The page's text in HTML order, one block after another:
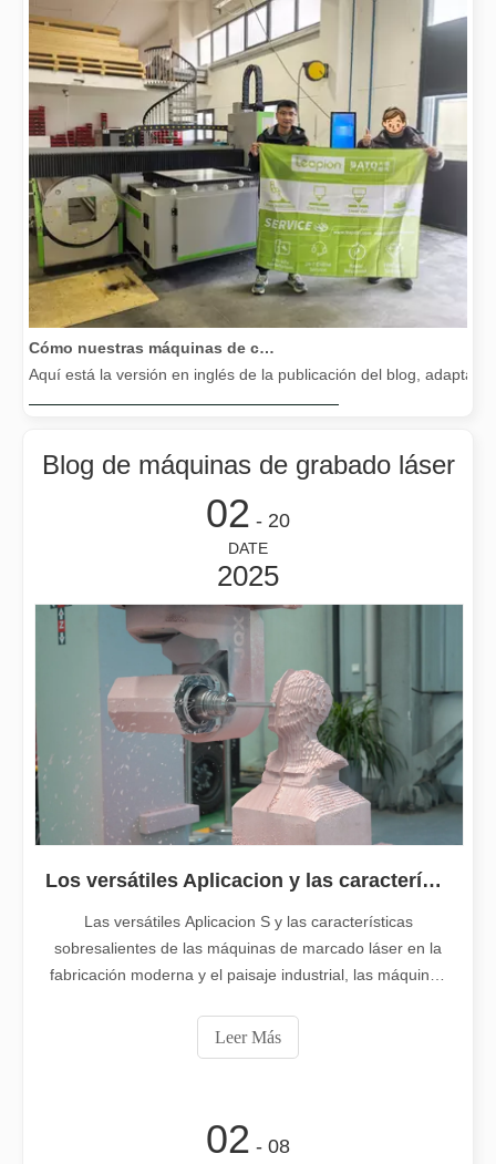
Cómo nuestras máquinas de corte por láser están fortaleciendo la fabricación mexicana
Aquí está la versión en inglés de la publicación del blog,
Guía 2026: Cómo las máquinas cortadoras de tubos por láser de fibra están revolucionando la fabricación de tuberías
Guía 2026: Cómo las máquinas cortadoras de tubos por láser
Blog de máquinas de grabado láser
02 - 20
DATE
2025
Los versátiles Aplicacion y las características sobresalientes de las máquinas de marcado láser
Las versátiles Aplicacion S y las características
sobresalientes de las máquinas de marcado láser en la
fabricación moderna y el paisaje industrial, las máquinas
indispensables, revolucionando la forma en que los
productos se marcan e identifican. Su uso generalizado
Leer Más
02 - 08